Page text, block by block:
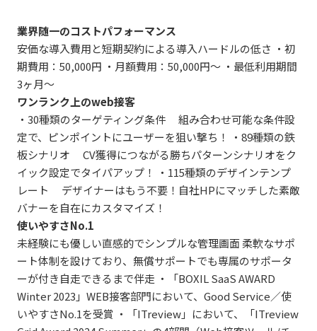
業界随一のコストパフォーマンス
安価な導入費用と短期契約による導入ハードルの低さ ・初
期費用：50,000円 ・月額費用：50,000円～ ・最低利用期間
3ヶ月～
ワンランク上のweb接客
・30種類のターゲティング条件 組み合わせ可能な条件設
定で、ピンポイントにユーザーを狙い撃ち！ ・89種類の鉄
板シナリオ CV獲得につながる勝ちパターンシナリオをク
イック設定でタイパアップ！ ・115種類のデザインテンプ
レート デザイナーはもう不要！自社HPにマッチした素敵
バナーを自在にカスタマイズ！
使いやすさNo.1
未経験にも優しい直感的でシンプルな管理画面 柔軟なサポ
ート体制を設けており、無償サポートでも専属のサポータ
ーが付き自走できるまで伴走 ・「BOXIL SaaS AWARD
Winter 2023」WEB接客部門において、Good Service／使
いやすさNo.1を受賞 ・「ITreview」において、「ITreview